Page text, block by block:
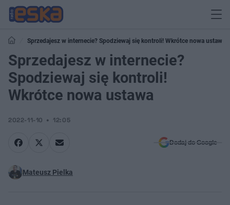
Sprzedajesz w internecie? Spodziewaj się kontroli! Wkrótce nowa ustawa
Sprzedajesz w internecie?
Spodziewaj się kontroli!
Wkrótce nowa ustawa
2022-11-10 12:05
Dodaj do Google
Mateusz Pielka